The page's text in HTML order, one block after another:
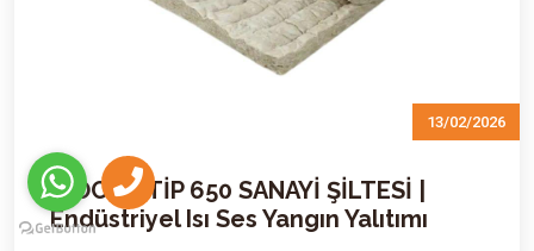
13/02/2026
İZOCAM TİP 650 SANAYİ ŞİLTESİ |
Endüstriyel Isı Ses Yangın Yalıtımı